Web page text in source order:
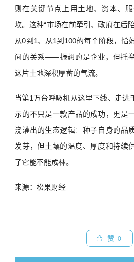
则在关键节点上用土地、资本、
坎。这种“市场在前牵引、政府在后
从0到1、从1到100的每个阶段，恰
间的关系——振翅的是企业，但托
这片土地深积厚蓄的气流。
当第1万台呼吸机从这里下线、走进
示的不只是一款产品的成功，更是
浇灌出的生态逻辑：种子自身的品
发芽，但土壤的温度、厚度和持续
了它能不能成林。
来源：松果财经
赞 0